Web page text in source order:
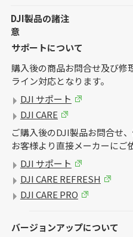
DJI製品の諸注
意
サポートについて
購入後の商品お問合せ及び修
ライン対応となります。
DJI サポート
DJI CARE
ご購入後のDJI製品お問合せ
お客様より直接メーカーにご
DJI サポート
DJI CARE REFRESH
DJI CARE PRO
バージョンアップについて